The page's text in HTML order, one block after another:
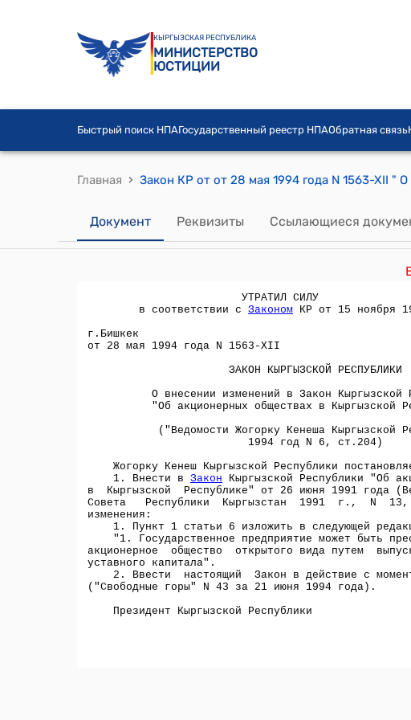
КЫРГЫЗСКАЯ РЕСПУБЛИКА
МИНИСТЕРСТВО
ЮСТИЦИИ
Быстрый поиск НПАГосударственный реестр НПАОбратная связь
Главная ›
Документ Реквизиты Ссылающиеся